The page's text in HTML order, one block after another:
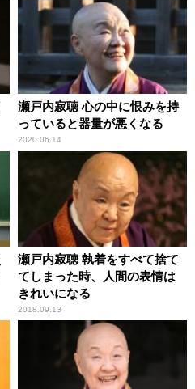
瀬戸内寂聴 心の中に恨みを持
っていると器量が悪くなる
2020.06.14
瀬戸内寂聴 執着をすべて捨て
てしまった時、人間の表情は
きれいになる
2018.09.13